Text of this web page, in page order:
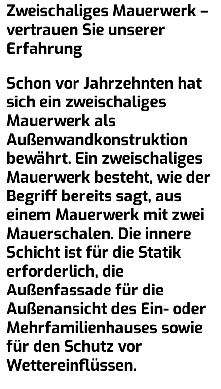
Zweischaliges Mauerwerk –
vertrauen Sie unserer
Erfahrung
Schon vor Jahrzehnten hat
sich ein zweischaliges
Mauerwerk als
Außenwandkonstruktion
bewährt. Ein zweischaliges
Mauerwerk besteht, wie der
Begriff bereits sagt, aus
einem Mauerwerk mit zwei
Mauerschalen. Die innere
Schicht ist für die Statik
erforderlich, die
Außenfassade für die
Außenansicht des Ein- oder
Mehrfamilienhauses sowie
für den Schutz vor
Wettereinflüssen.